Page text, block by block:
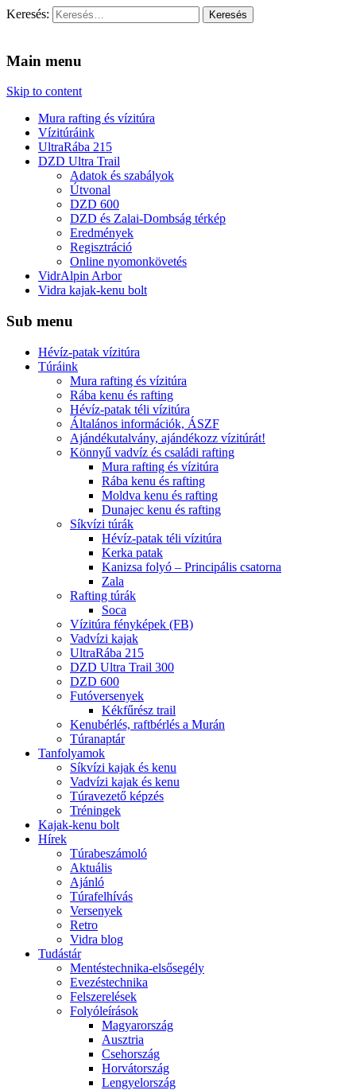
Keresés:
Main menu
Skip to content
Mura rafting és vízitúra
Vízitúráink
UltraRába 215
DZD Ultra Trail
Adatok és szabályok
Útvonal
DZD 600
DZD és Zalai-Dombság térkép
Eredmények
Regisztráció
Online nyomonkövetés
VidrAlpin Arbor
Vidra kajak-kenu bolt
Sub menu
Hévíz-patak vízitúra
Túráink
Mura rafting és vízitúra
Rába kenu és rafting
Hévíz-patak téli vízitúra
Általános információk, ÁSZF
Ajándékutalvány, ajándékozz vízitúrát!
Könnyű vadvíz és családi rafting
Mura rafting és vízitúra
Rába kenu és rafting
Moldva kenu és rafting
Dunajec kenu és rafting
Síkvízi túrák
Hévíz-patak téli vízitúra
Kerka patak
Kanizsa folyó – Principális csatorna
Zala
Rafting túrák
Soca
Vízitúra fényképek (FB)
Vadvízi kajak
UltraRába 215
DZD Ultra Trail 300
DZD 600
Futóversenyek
Kékfűrész trail
Kenubérlés, raftbérlés a Murán
Túranaptár
Tanfolyamok
Síkvízi kajak és kenu
Vadvízi kajak és kenu
Túravezető képzés
Tréningek
Kajak-kenu bolt
Hírek
Túrabeszámoló
Aktuális
Ajánló
Túrafelhívás
Versenyek
Retro
Vidra blog
Tudástár
Mentéstechnika-elsősegély
Evezéstechnika
Felszerelések
Folyóleírások
Magyarország
Ausztria
Csehország
Horvátország
Lengyelország